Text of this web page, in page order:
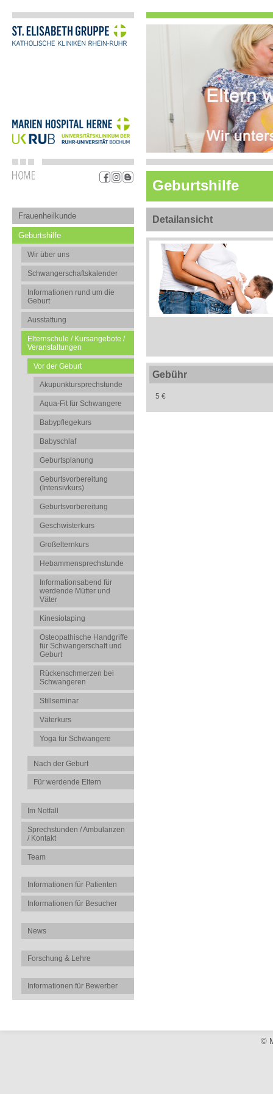
Geburtshilfe
Frauenheilkunde
Geburtshilfe
Wir über uns
Schwangerschaftskalender
Informationen rund um die
Geburt
Ausstattung
Elternschule / Kursangebote /
Veranstaltungen
Vor der Geburt
Akupunktursprechstunde
Aqua-Fit für Schwangere
Babypflegekurs
Babyschlaf
Geburtsplanung
Geburtsvorbereitung
(Intensivkurs)
Geburtsvorbereitung
Geschwisterkurs
Großelternkurs
Hebammensprechstunde
Informationsabend für
werdende Mütter und
Väter
Kinesiotaping
Osteopathische Handgriffe
für Schwangerschaft und
Geburt
Rückenschmerzen bei
Schwangeren
Stillseminar
Väterkurs
Yoga für Schwangere
Nach der Geburt
Für werdende Eltern
Im Notfall
Sprechstunden / Ambulanzen
/ Kontakt
Team
Informationen für Patienten
Informationen für Besucher
News
Forschung & Lehre
Informationen für Bewerber
Detailansicht
Gebühr
5 €
©